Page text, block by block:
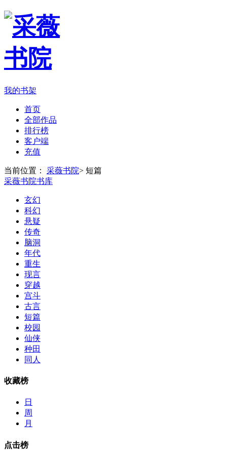
我的书架
首页
全部作品
排行榜
客户端
充值
当前位置： 采薇书院> 短篇
采薇书院书库
玄幻
科幻
悬疑
传奇
脑洞
年代
重生
现言
穿越
宫斗
古言
短篇
校园
仙侠
种田
同人
收藏榜
日
周
月
点击榜